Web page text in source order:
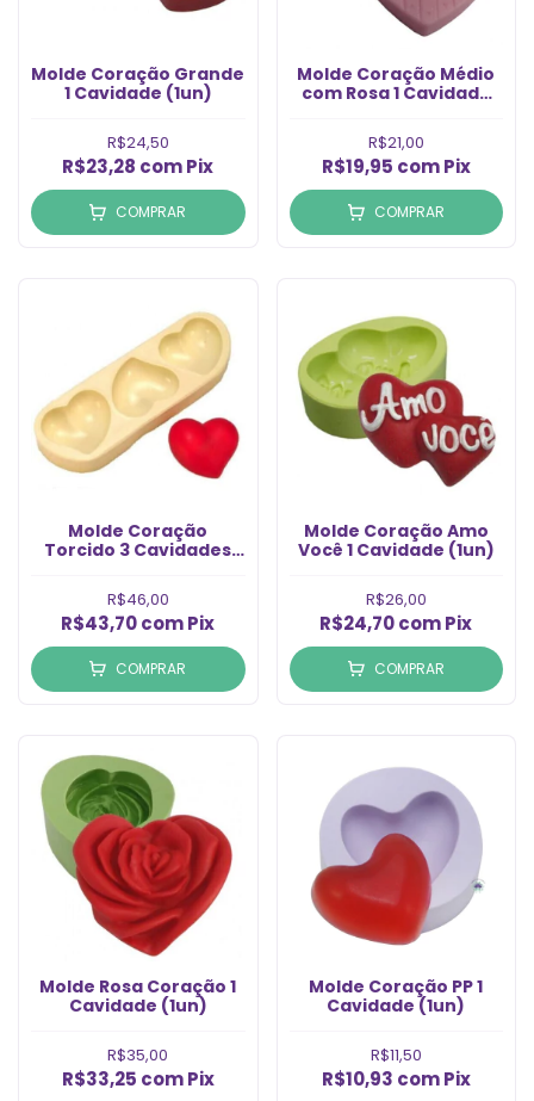
Molde Coração Grande
1 Cavidade (1un)
R$24,50
R$23,28 comPix
COMPRAR
Molde Coração Médio
com Rosa 1 Cavidade
R$21,00
R$19,95 com Pix
COMPRAR
Molde Coração
Torcido 3 Cavidades
R$46,00
R$43,70comPix
COMPRAR
Molde Coração Amo
Você 1 Cavidade (1un)
R$26,00
R$24,70comPix
COMPRAR
Molde Rosa Coração 1
Cavidade (1un)
R$35,00
R$33,25 com Pix
Molde Coração PP 1
Cavidade (1un)
R$11,50
R$10,93 com Pix